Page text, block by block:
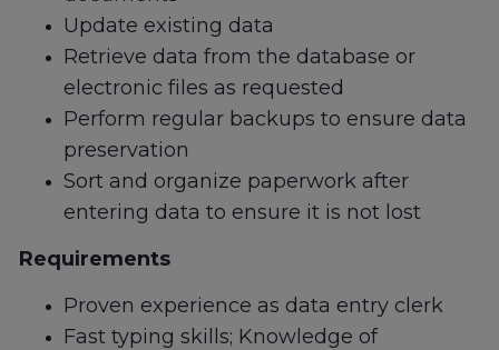
Update existing data
Retrieve data from the database or
electronic files as requested
Perform regular backups to ensure data
preservation
Sort and organize paperwork after
entering data to ensure it is not lost
Requirements
Proven experience as data entry clerk
Fast typing skills; Knowledge of